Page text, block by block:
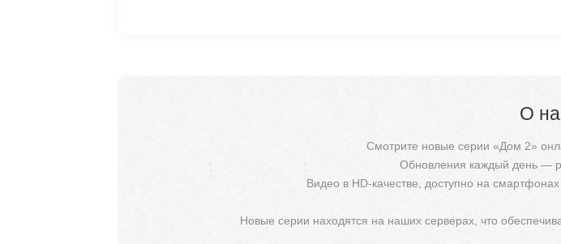
О
Смотрите новые серии «Дом 2»
Обновления каждый день —
Видео в HD-качестве, доступно на
Новые серии находятся на наших серверах, что